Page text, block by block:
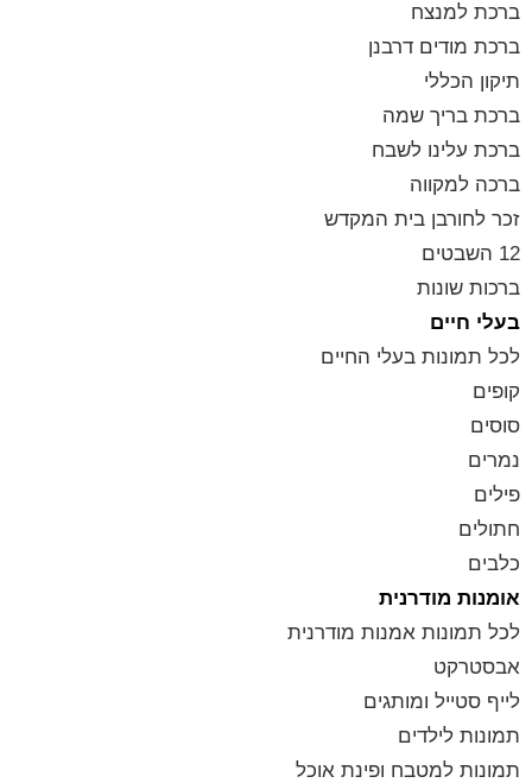
ברכת למנצח
ברכת מודים דרבנן
תיקון הכללי
ברכת בריך שמה
ברכת עלינו לשבח
ברכה למקווה
זכר לחורבן בית המקדש
12 השבטים
ברכות שונות
בעלי חיים
לכל תמונות בעלי החיים
קופים
סוסים
נמרים
פילים
חתולים
כלבים
אומנות מודרנית
לכל תמונות אמנות מודרנית
אבסטרקט
לייף סטייל ומותגים
תמונות לילדים
תמונות למטבח ופינת אוכל